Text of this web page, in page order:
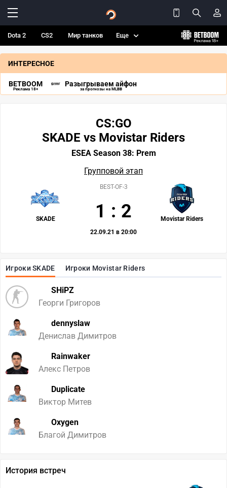
Dota 2 CS2 Мир танков Еще
ИНТЕРЕСНОЕ
BETBOOM
Реклама 18+
Разыгрываем айфон
за прогнозы на MLBB
Игроки SKADE Игроки Movistar Riders
SHiPZ
Георги Григоров
dennyslaw
Денислав Димитров
Rainwaker
Алекс Петров
Duplicate
Виктор Митев
Oxygen
Благой Димитров
CS:GO
SKADE vs Movistar Riders
ESEA Season 38: Prem
Групповой этап
SKADE Movistar Riders
BEST-OF-3
1 : 2
22.09.21 в 20:00
История встреч